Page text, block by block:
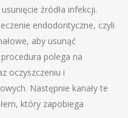
źródła infekcji.
endodontyczne, czyli
aby usunąć
polega na
oczyszczeniu i
Następnie kanały te
który zapobiega